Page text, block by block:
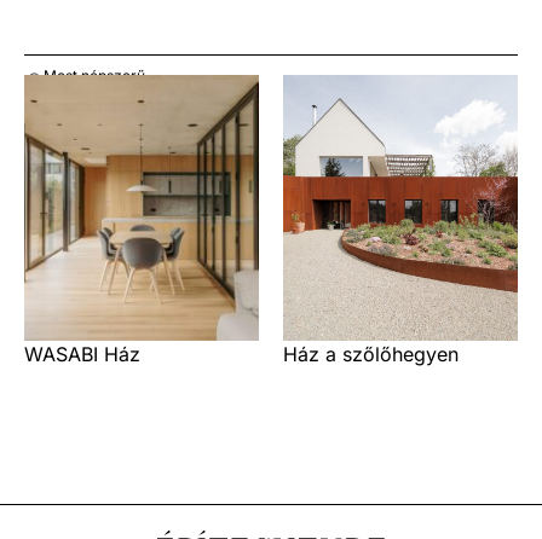
Most népszerű
WASABI Ház Ház a szőlőhegyen